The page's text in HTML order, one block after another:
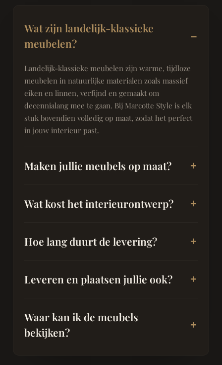
Wat zijn landelijk-klassieke
meubelen?
Landelijk-klassieke meubelen zijn warme, tijdloze
meubelen in natuurlijke materialen zoals massief
eiken en linnen, verfijnd en gemaakt om
decennialang mee te gaan. Bij Marcotte Style is elk
stuk bovendien volledig op maat, zodat het perfect
in jouw interieur past.
Maken jullie meubels op maat?
Wat kost het interieurontwerp?
Hoe lang duurt de levering?
Leveren en plaatsen jullie ook?
Waar kan ik de meubels
bekijken?